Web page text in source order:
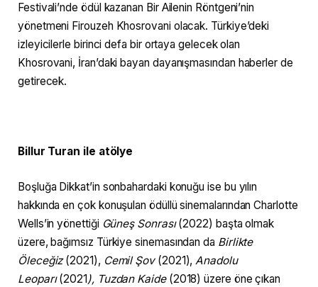
Festivali’nde ödül kazanan Bir Ailenin Röntgeni’nin
yönetmeni Firouzeh Khosrovani olacak. Türkiye’deki
izleyicilerle birinci defa bir ortaya gelecek olan
Khosrovani, İran’daki bayan dayanışmasından haberler de
getirecek.
Billur Turan ile atölye
Boşluğa Dikkat’in sonbahardaki konuğu ise bu yılın
hakkında en çok konuşulan ödüllü sinemalarından Charlotte
Wells’in yönettiği Güneş Sonrası(2022) başta olmak
üzere, bağımsız Türkiye sinemasından da Birlikte
Öleceğiz(2021), Cemil Şov (2021), Anadolu
Leoparı(2021), Tuzdan Kaide (2018) üzere öne çıkan